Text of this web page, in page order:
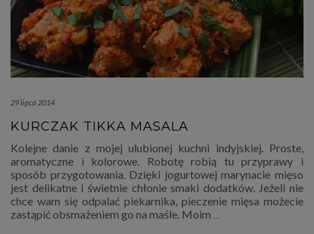
29 lipca 2014
KURCZAK TIKKA MASALA
Kolejne danie z mojej ulubionej kuchni indyjskiej. Proste,
aromatyczne i kolorowe. Robotę robią tu przyprawy i
sposób przygotowania. Dzięki jogurtowej marynacie mięso
jest delikatne i świetnie chłonie smaki dodatków. Jeżeli nie
chce wam się odpalać piekarnika, pieczenie mięsa możecie
zastąpić obsmażeniem go na maśle. Moim …